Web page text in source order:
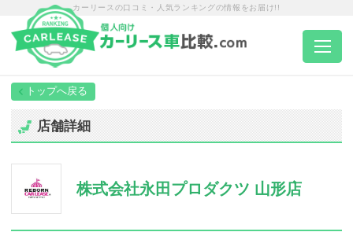
カーリースの口コミ・人気ランキングの情報をお届け!!
トップページ
エリア別ランキング
店舗詳細
株式会社永田プロダクツ 山形店